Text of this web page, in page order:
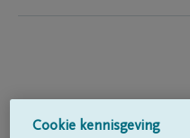
Cookie kennisgeving